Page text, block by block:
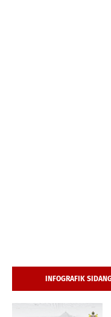
INFOGRAFIK